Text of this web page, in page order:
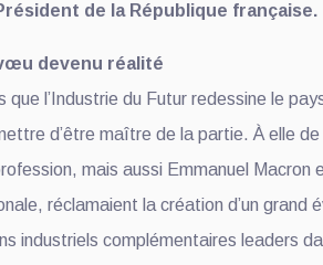
de la République française.
devenu réalité
que l’Industrie du Futur redessine le
d’être maître de la partie. À elle
mais aussi Emmanuel
réclamaient la création d’un
industriels complémentaires leaders